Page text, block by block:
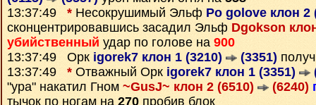
13:37:49 * Несокрушимый Эльф Po golove клон 2
сконцентрировавшись засадил Эльф Dgokson
убийственный удар по голове на 900
13:37:49 Орк igorek7 клон 1 (3210) (3351)
13:37:49 * Отважный Орк igorek7 клон 1 (3351)
"ура" накатил Гном ~GusJ~ клон 2 (6510) (6240)
тычок по ногам на 270 пробив блок